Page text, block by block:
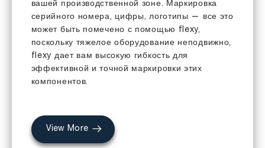
вашей производственной зоне. Маркировка
серийного номера, цифры, логотипы — все это
может быть помечено с помощью flexy,
поскольку тяжелое оборудование неподвижно,
flexy дает вам высокую гибкость для
эффективной и точной маркировки этих
компонентов.
View More